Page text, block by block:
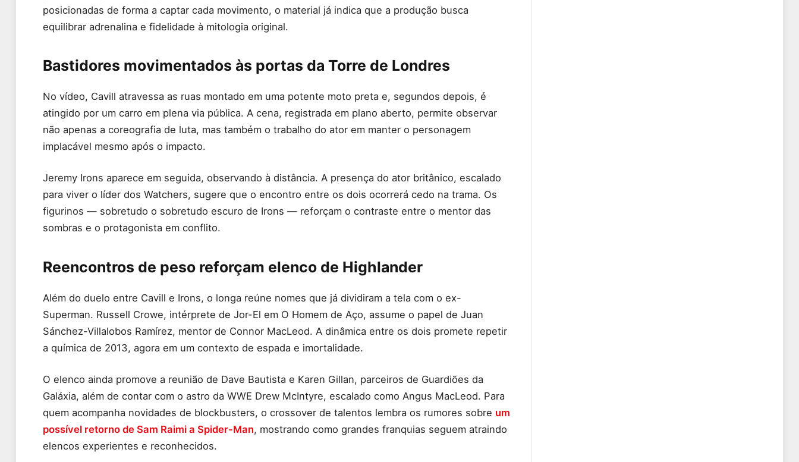
posicionadas de forma a captar cada movimento, o material já indica que a produção busca
equilibrar adrenalina e fidelidade à mitologia original.
Bastidores movimentados às portas da Torre de Londres
No vídeo, Cavill atravessa as ruas montado em uma potente moto preta e, segundos depois, é
atingido por um carro em plena via pública. A cena, registrada em plano aberto, permite observar
não apenas a coreografia de luta, mas também o trabalho do ator em manter o personagem
implacável mesmo após o impacto.
Jeremy Irons aparece em seguida, observando à distância. A presença do ator britânico, escalado
para viver o líder dos Watchers, sugere que o encontro entre os dois ocorrerá cedo na trama. Os
figurinos — sobretudo o sobretudo escuro de Irons — reforçam o contraste entre o mentor das
sombras e o protagonista em conflito.
Reencontros de peso reforçam elenco de Highlander
Além do duelo entre Cavill e Irons, o longa reúne nomes que já dividiram a tela com o ex-
Superman. Russell Crowe, intérprete de Jor-El em O Homem de Aço, assume o papel de Juan
Sánchez-Villalobos Ramírez, mentor de Connor MacLeod. A dinâmica entre os dois promete repetir
a química de 2013, agora em um contexto de espada e imortalidade.
O elenco ainda promove a reunião de Dave Bautista e Karen Gillan, parceiros de Guardiões da
Galáxia, além de contar com o astro da WWE Drew McIntyre, escalado como Angus MacLeod. Para
quem acompanha novidades de blockbusters, o crossover de talentos lembra os rumores sobre um
possível retorno de Sam Raimi a Spider-Man, mostrando como grandes franquias seguem atraindo
elencos experientes e reconhecidos.